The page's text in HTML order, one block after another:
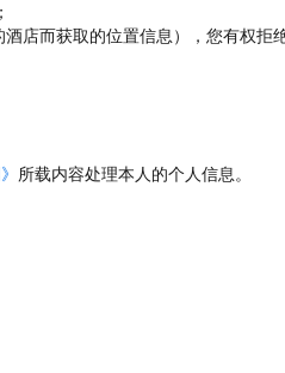
店而获取的位置信息），您有权拒
所载内容处理本人的个人信息。